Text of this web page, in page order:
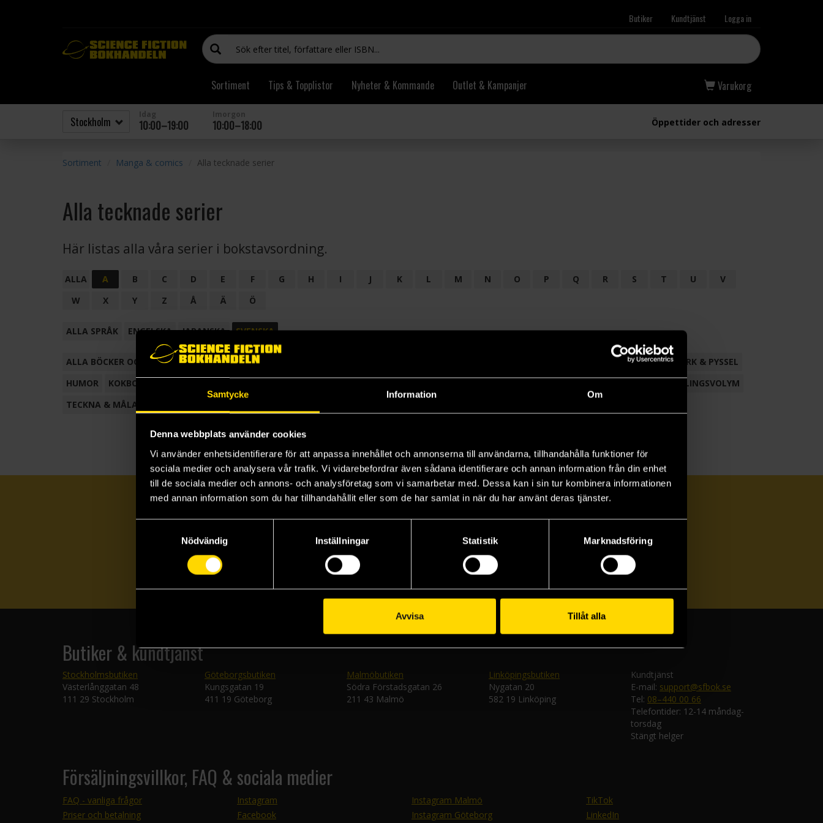
Samtycke Information Om
Denna webbplats använder cookies
Vi använder enhetsidentifierare för att anpassa innehållet och annonserna till användarna, tillhandahålla funktioner för
sociala medier och analysera vår trafik. Vi vidarebefordrar även sådana identifierare och annan information från din enhet
till de sociala medier och annons- och analysföretag som vi samarbetar med. Dessa kan i sin tur kombinera informationen
med annan information som du har tillhandahållit eller som de har samlat in när du har använt deras tjänster.
Nödvändig
Inställningar Statistik Marknadsföring
Avvisa Tillåt alla
Butiker Kundtjänst Logga in
Sortiment Tips & Topplistor Nyheter & Kommande Outlet & Kampanjer Varukorg
10:00–19:00 10:00–18:00 Öppettider och adresser
Sortiment Manga & comics Alla tecknade serier
Alla tecknade serier
Här listas alla våra serier i bokstavsordning.
ALLA A B C D E F G H I J K L M N O P Q R S T U
V
W
X Y Z Å Ä Ö
ALLA SPRÅK ENGELSKA JAPANSKA SVENSKA
ALLA BÖCKER OCH TECKNADE SERIER ANTOLOGI FACKLITTERATUR
HANTVERK & PYSSEL
HUMOR
KOKBOK
SAMLINGSVOLYM
TECKNA & MÅLA
Prenumerera på vårt nyhetsbrev
Butiker & kundtjänst
Stockholmsbutiken
Västerlånggatan 48
111 29 Stockholm
Göteborgsbutiken
Kungsgatan 19
411 19 Göteborg
Malmöbutiken
Södra Förstadsgatan 26
211 43 Malmö
Linköpingsbutiken
Nygatan 20
582 19 Linköping
Kundtjänst
E-mail: support@sfbok.se
Tel: 08–440 00 66
Telefontider: 12-14 måndag-
torsdag
Stängt helger
Försäljningsvillkor, FAQ & sociala medier
FAQ - vanliga frågor
Priser och betalning
Instagram
Facebook
Instagram Malmö
Instagram Göteborg
TikTok
LinkedIn